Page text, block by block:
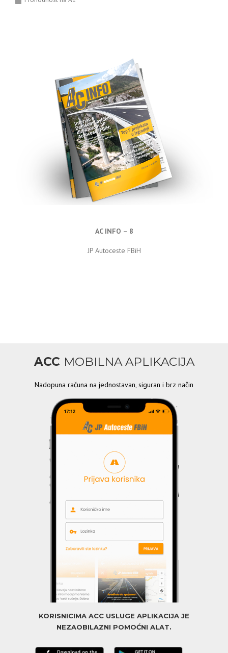
AC INFO – 8
JP Autoceste FBiH
ACC MOBILNA APLIKACIJA
Nadopuna računa na jednostavan, siguran i brz način
KORISNICIMA ACC USLUGE APLIKACIJA JE
NEZAOBILAZNI POMOĆNI ALAT.